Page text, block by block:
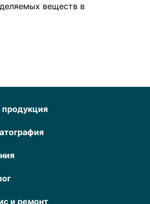
веществ в
и ремонт